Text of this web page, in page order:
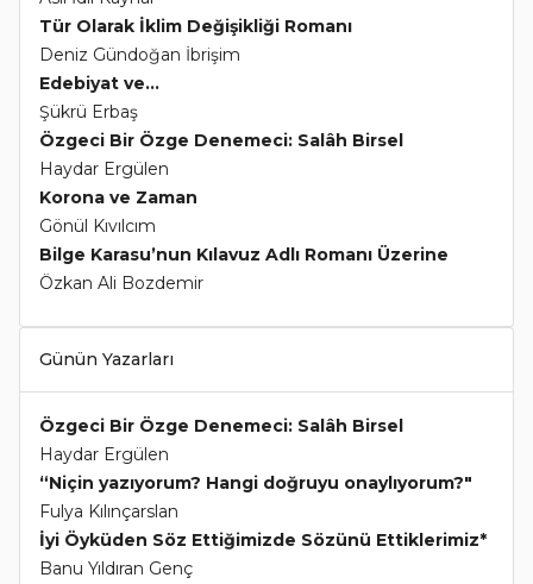
Tür Olarak İklim Değişikliği Romanı
Deniz Gündoğan İbrişim
Edebiyat ve...
Şükrü Erbaş
Özgeci Bir Özge Denemeci: Salâh Birsel
Haydar Ergülen
Korona ve Zaman
Gönül Kıvılcım
Bilge Karasu’nun Kılavuz Adlı Romanı Üzerine
Özkan Ali Bozdemir
Günün Yazarları
Özgeci Bir Özge Denemeci: Salâh Birsel
Haydar Ergülen
“Niçin yazıyorum? Hangi doğruyu onaylıyorum?"
Fulya Kılınçarslan
İyi Öyküden Söz Ettiğimizde Sözünü Ettiklerimiz*
Banu Yıldıran Genç